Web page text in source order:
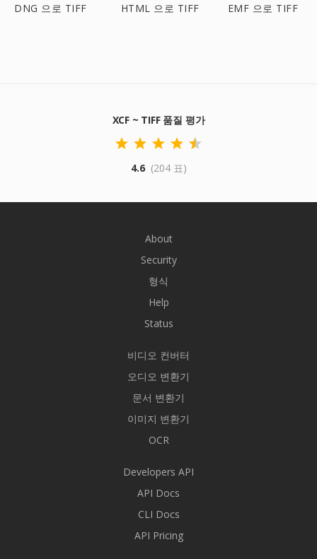
DNG 으로 TIFF HTML 으로 TIFF EMF 으로 TIFF
XCF ~ TIFF 품질 평가
4.6 (204 표)
About
Security
형식
Help
Status
비디오 컨버터
오디오 변환기
문서 변환기
이미지 변환기
OCR
Developers API
API Docs
CLI Docs
API Pricing